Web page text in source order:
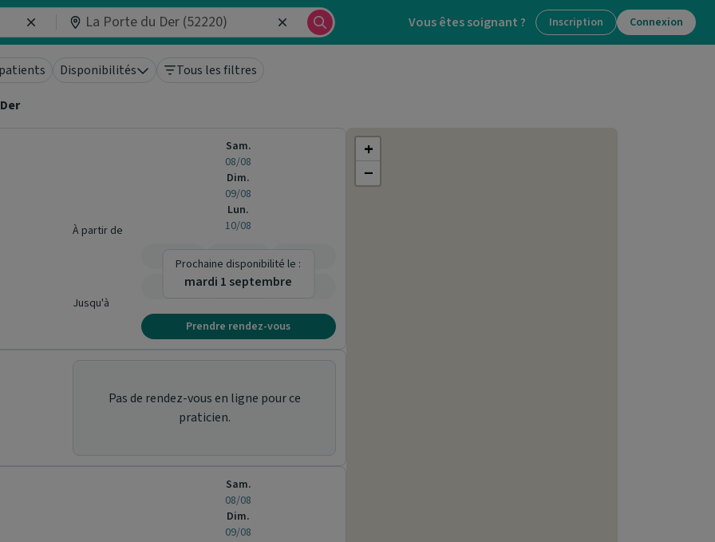
Vous êtes soignant ? Inscription Connexion
Disponibilités
Tous les filtres
À partir de
Jusqu'à
Sam.
08/08
Dim.
09/08
Lun.
10/08
-
Prochaine disponibilité le :
mardi 1 septembre
Prendre rendez-vous
Pas de rendez-vous en ligne pour ce
praticien.
Sam.
08/08
Dim.
09/08
+
−